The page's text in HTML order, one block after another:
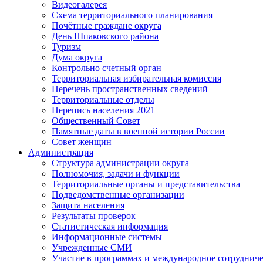
Видеогалерея
Схема территориального планирования
Почётные граждане округа
День Шпаковского района
Туризм
Дума округа
Контрольно счетный орган
Территориальная избирательная комиссия
Перечень пространственных сведений
Территориальные отделы
Перепись населения 2021
Общественный Совет
Памятные даты в военной истории России
Совет женщин
Администрация
Структура администрации округа
Полномочия, задачи и функции
Территориальные органы и представительства
Подведомственные организации
Защита населения
Результаты проверок
Статистическая информация
Информационные системы
Учрежденные СМИ
Участие в программах и международное